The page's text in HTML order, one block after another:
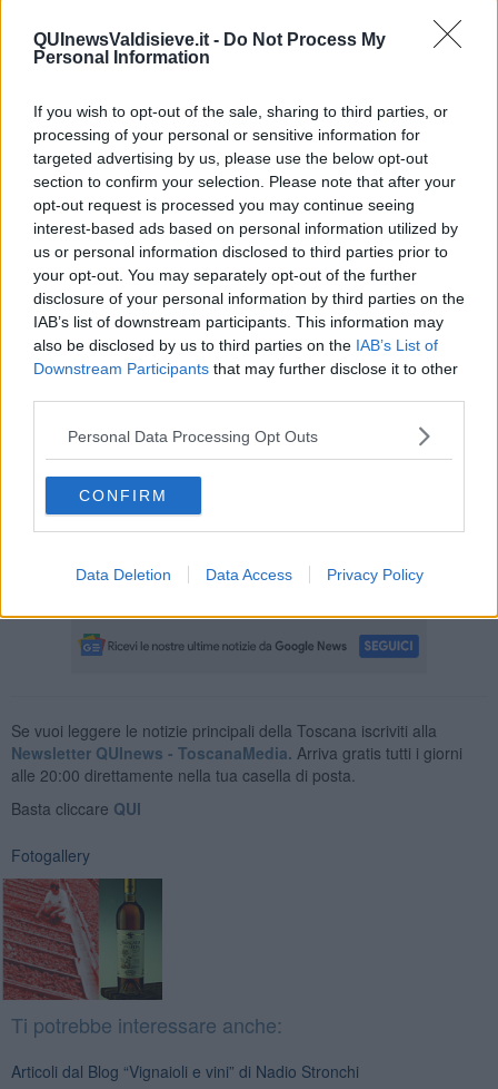
QUInewsValdisieve.it - Do Not Process My
Personal Information
If you wish to opt-out of the sale, sharing to third parties, or
processing of your personal or sensitive information for
targeted advertising by us, please use the below opt-out
section to confirm your selection. Please note that after your
opt-out request is processed you may continue seeing
interest-based ads based on personal information utilized by
us or personal information disclosed to third parties prior to
your opt-out. You may separately opt-out of the further
disclosure of your personal information by third parties on the
IAB’s list of downstream participants. This information may
also be disclosed by us to third parties on the IAB’s List of
Downstream Participants that may further disclose it to other
Personal Data Processing Opt Outs
CONFIRM
Data Deletion Data Access Privacy Policy
Nadio Stronchi
Se vuoi leggere le notizie principali della Toscana iscriviti alla
Newsletter QUInews - ToscanaMedia. Arriva gratis tutti i giorni
alle 20:00 direttamente nella tua casella di posta.
Basta cliccare QUI
Fotogallery
Ti potrebbe interessare anche:
Articoli dal Blog “Vignaioli e vini” di Nadio Stronchi